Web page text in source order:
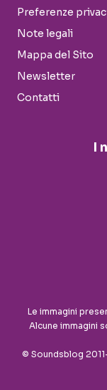
Preferenze
Note legali
Mappa del Sito
Newsletter
Contatti
I
Le immagini
Alcune immagini
© Soundsblog